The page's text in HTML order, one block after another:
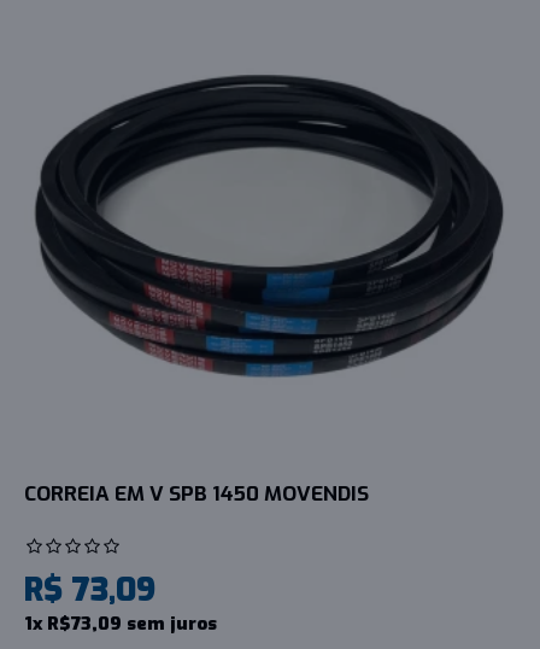
CORREIA EM V SPB 1450 MOVENDIS
R$ 73,09
1x R$73,09 sem juros